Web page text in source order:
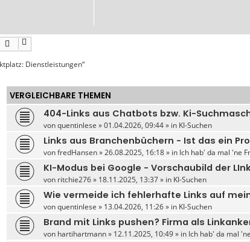
Dienstleistungen“
VERGLEICHBARE THEMEN
404-Links aus Chatbots bzw. Ki-
vonquentinlese » 01.04.2026, 09:44 » in KI-Suchen
Links aus Branchenbüchern - Ist das ein
vonfredHansen» 26.08.2025, 16:18 » in Ich hab' da mal 'ne
KI-Modus bei Google - Vorschaubild der
von ritchie276» 18.11.2025, 13:37 » in KI-Suchen
Wie vermeide ich fehlerhafte Links auf
vonquentinlese » 13.04.2026, 11:26 » in KI-Suchen
Brand mit Links pushen? Firma als
von hartihartmann» 12.11.2025, 10:49 » in Ich hab' da mal